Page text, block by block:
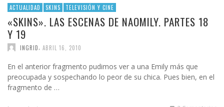
ACTUALIDAD SKINS TELEVISIÓN Y CINE
«SKINS». LAS ESCENAS DE NAOMILY. PARTES 18
Y 19
INGRID ABRIL 16, 2010
En el anterior fragmento pudimos ver a una Emily más que
preocupada y sospechando lo peor de su chica. Pues bien, en el
fragmento de …